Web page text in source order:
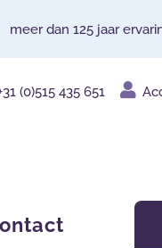
meer dan 125 jaar
(0)515 435 651